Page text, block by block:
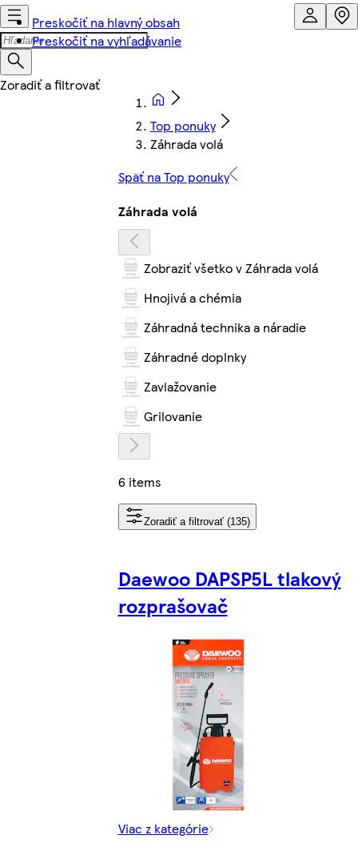
Preskočiť na hlavný obsah
Preskočiť na vyhľadávanie
Top ponuky
Záhrada volá
Späť na Top ponuky
Záhrada volá
Zobraziť všetko v Záhrada volá
Hnojivá a chémia
Záhradná technika a náradie
Záhradné doplnky
Zavlažovanie
Grilovanie
6 items
Zoradiť a filtrovať (135)
Daewoo DAPSP5L tlakový
rozprašovač
Viac z kategórie